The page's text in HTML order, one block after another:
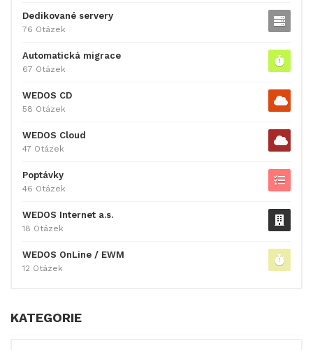
Dedikované servery
76 Otázek
Automatická migrace
67 Otázek
WEDOS CD
58 Otázek
WEDOS Cloud
47 Otázek
Poptávky
46 Otázek
WEDOS Internet a.s.
18 Otázek
WEDOS OnLine / EWM
12 Otázek
KATEGORIE